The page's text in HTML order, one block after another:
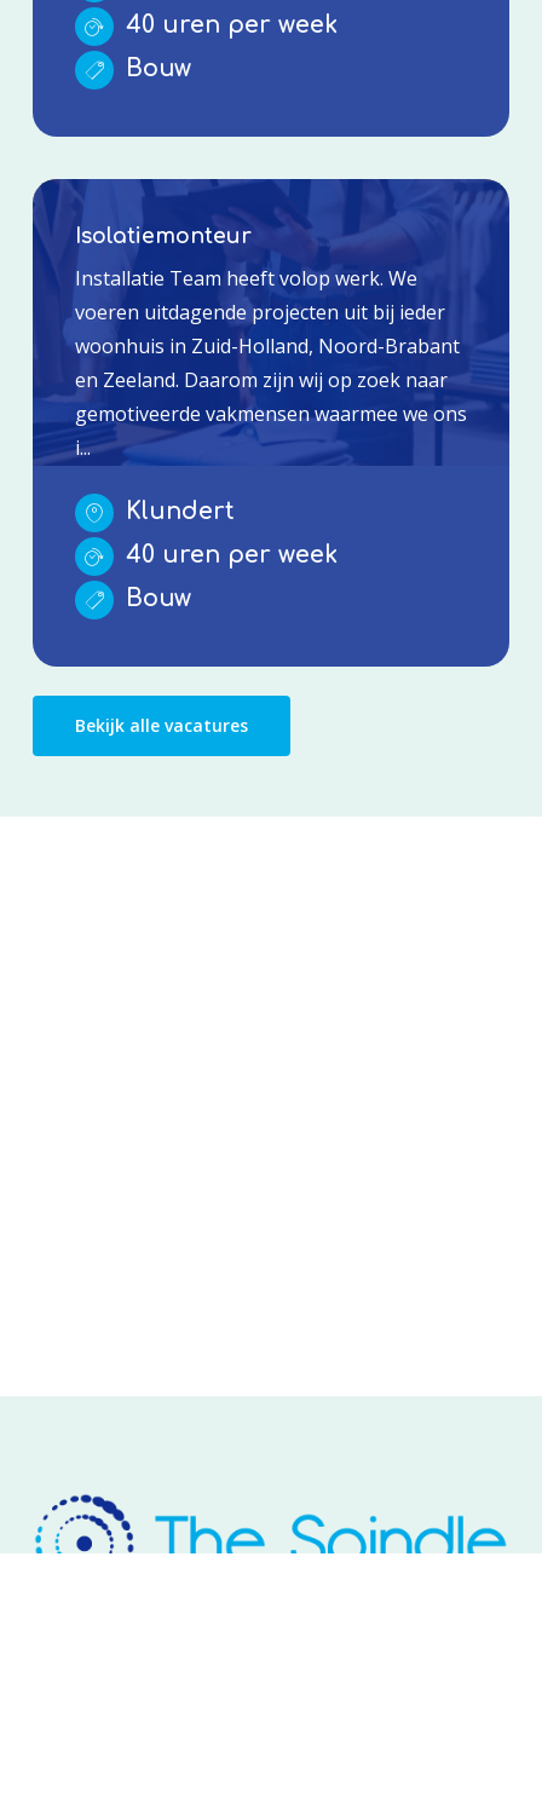
40 uren per week
Bouw
Isolatiemonteur
Installatie Team heeft volop werk. We
voeren uitdagende projecten uit bij ieder
woonhuis in Zuid-Holland, Noord-Brabant
en Zeeland. Daarom zijn wij op zoek naar
gemotiveerde vakmensen waarmee we ons
i...
Klundert
40 uren per week
Bouw
Bekijk alle vacatures